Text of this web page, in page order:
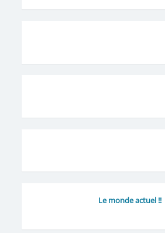
Le monde actuel !!